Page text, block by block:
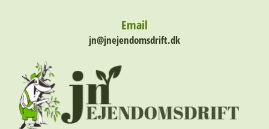
Email
jn@jnejendomsdrift.dk